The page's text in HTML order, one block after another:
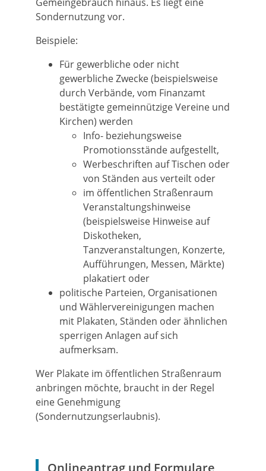
Sondernutzung vor.
Beispiele:
Für gewerbliche oder nicht
gewerbliche Zwecke (beispielsweise
durch Verbände, vom Finanzamt
bestätigte gemeinnützige Vereine und
Kirchen) werden
Info- beziehungsweise
Promotionsstände aufgestellt,
Werbeschriften auf Tischen oder
von Ständen aus verteilt oder
im öffentlichen Straßenraum
Veranstaltungshinweise
(beispielsweise Hinweise auf
Diskotheken,
Tanzveranstaltungen, Konzerte,
Aufführungen, Messen, Märkte)
plakatiert oder
politische Parteien, Organisationen
und Wählervereinigungen machen
mit Plakaten, Ständen oder ähnlichen
sperrigen Anlagen auf sich
aufmerksam.
Wer Plakate im öffentlichen Straßenraum
anbringen möchte, braucht in der Regel
eine Genehmigung
(Sondernutzungserlaubnis).
Onlineantrag und Formulare